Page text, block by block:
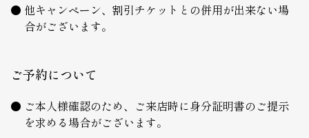
他キャンペーン、割引チケットとの併用が出来ない場
合がございます。
ご予約について
ご本人様確認のため、ご来店時に身分証明書のご提示
を求める場合がございます。